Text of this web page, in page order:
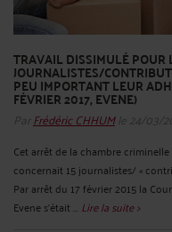
TRAVAIL DISSIMULÉ POUR
JOURNALISTES/
PEU IMPORTANT LEUR
FÉVRIER 2017, EVENE)
Par Frédéric CHHUMle 24/03/
Cet arrêt de la chambre
concernait 15 journalistes/ «
Par arrêt du 17 février 2015 la
Evene s'était ... Lire la suite >